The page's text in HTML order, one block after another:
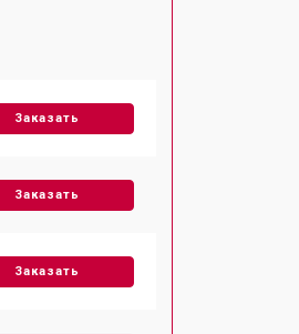
Заказать
Заказать
Заказать